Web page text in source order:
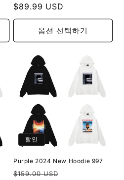
가
가
$89.99 USD
옵션 선택하기
할인
Purple 2024 New Hoodie 997
정
$159.00 USD